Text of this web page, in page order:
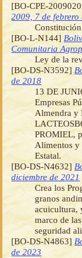
[BO-CPE-
2009, 7 de febrero
[BO-L-N144]
Comunitaria
Ley de la
[BO-DS-N3592]
de 2018
13 DE
Empresas
Almendra y
PROMIEL,
Alimentos y
Estatal.
[BO-DS-N4632]
diciembre de 2021
Crea los
granos
acuicultura,
marco de
seguridad
[BO-DS-N4863]
de 2023